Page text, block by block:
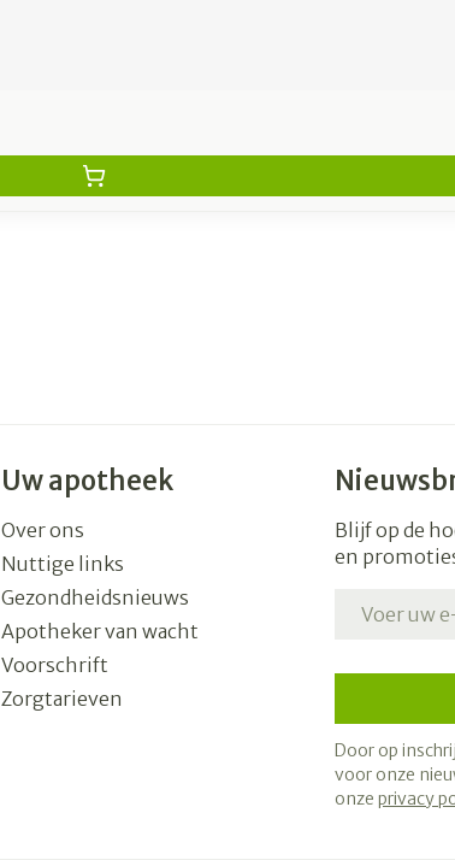
Uw apotheek
Over ons
Nuttige links
Gezondheidsnieuws
Apotheker van wacht
Voorschrift
Zorgtarieven
Blijf op de
en
Door op
voor onze
onze privacy